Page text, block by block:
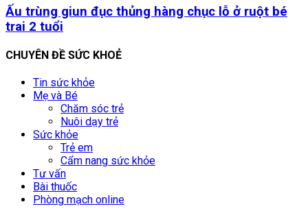
Ấu trùng giun đục thủng hàng chục lỗ ở ruột bé
trai 2 tuổi
CHUYÊN ĐỀ SỨC KHOẺ
Tin sức khỏe
Mẹ và Bé
Chăm sóc trẻ
Nuôi dạy trẻ
Sức khỏe
Trẻ em
Cẩm nang sức khỏe
Tư vấn
Bài thuốc
Phòng mạch online